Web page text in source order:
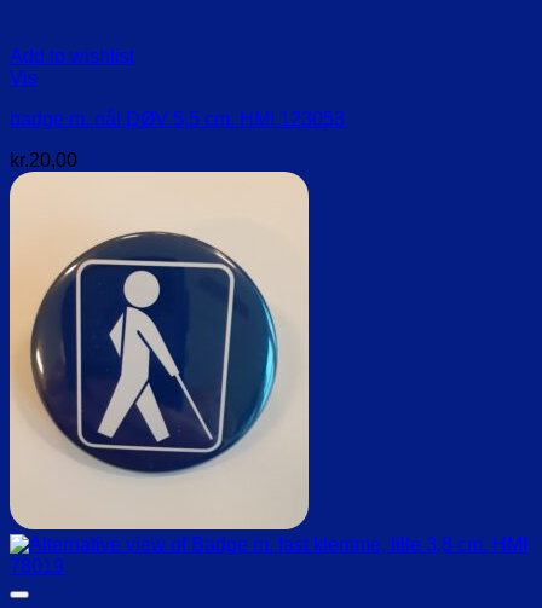
Add to wishlist
Vis
badge m. nål DØV 5,5 cm. HMI 123053
kr.20,00